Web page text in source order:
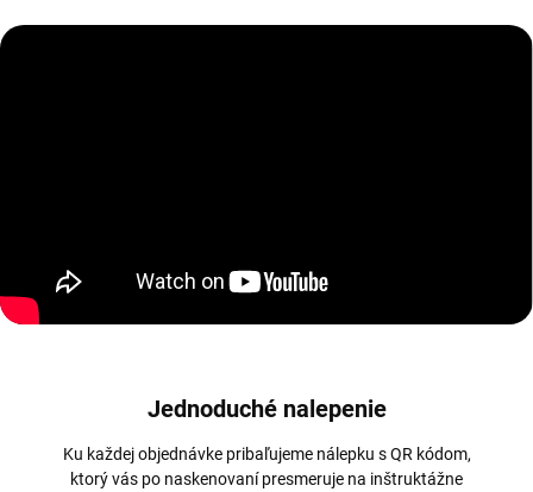
Jednoduché nalepenie
Ku každej objednávke pribaľujeme nálepku s QR kódom,
ktorý vás po naskenovaní presmeruje na inštruktážne